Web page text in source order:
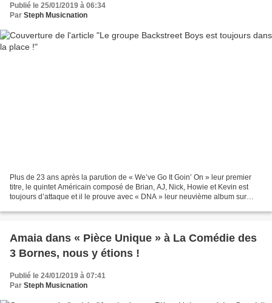
Publié le 25/01/2019 à 06:34
Par Steph Musicnation
Plus de 23 ans après la parution de « We’ve Go It Goin’ On » leur premier
titre, le quintet Américain composé de Brian, AJ, Nick, Howie et Kevin est
toujours d’attaque et il le prouve avec « DNA » leur neuvième album sur
Amaia dans « Pièce Unique » à La Comédie des
3 Bornes, nous y étions !
Publié le 24/01/2019 à 07:41
Par Steph Musicnation